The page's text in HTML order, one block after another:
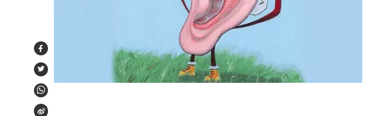
Facebook
Twitter
WhatsApp